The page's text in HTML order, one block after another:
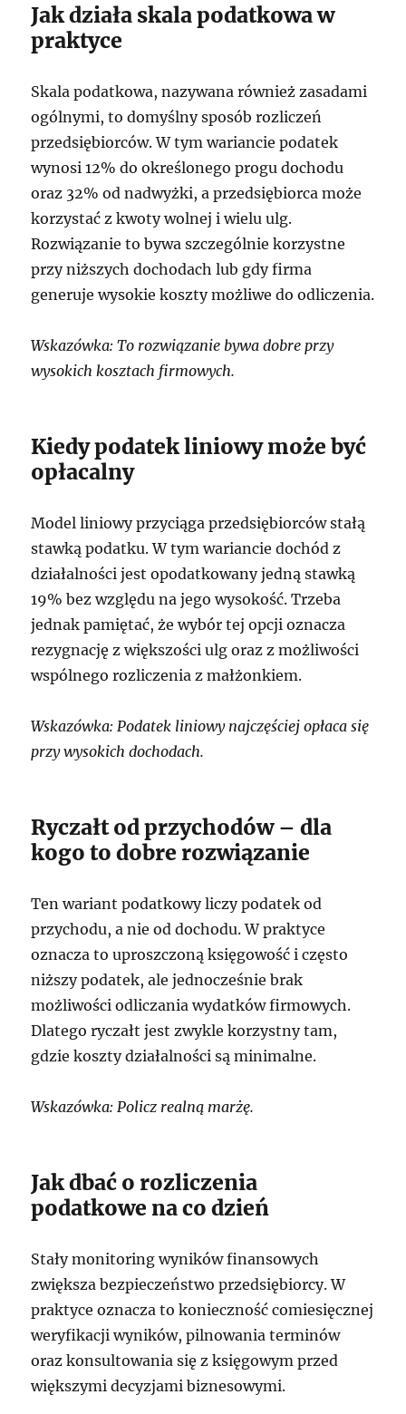
Jak działa skala podatkowa w
praktyce
Skala podatkowa, nazywana również zasadami
ogólnymi, to domyślny sposób rozliczeń
przedsiębiorców. W tym wariancie podatek
wynosi 12% do określonego progu dochodu
oraz 32% od nadwyżki, a przedsiębiorca może
korzystać z kwoty wolnej i wielu ulg.
Rozwiązanie to bywa szczególnie korzystne
przy niższych dochodach lub gdy firma
generuje wysokie koszty możliwe do odliczenia.
Wskazówka: To rozwiązanie bywa dobre przy
wysokich kosztach firmowych.
Kiedy podatek liniowy może być
opłacalny
Model liniowy przyciąga przedsiębiorców stałą
stawką podatku. W tym wariancie dochód z
działalności jest opodatkowany jedną stawką
19% bez względu na jego wysokość. Trzeba
jednak pamiętać, że wybór tej opcji oznacza
rezygnację z większości ulg oraz z możliwości
wspólnego rozliczenia z małżonkiem.
Wskazówka: Podatek liniowy najczęściej opłaca się
przy wysokich dochodach.
Ryczałt od przychodów – dla
kogo to dobre rozwiązanie
Ten wariant podatkowy liczy podatek od
przychodu, a nie od dochodu. W praktyce
oznacza to uproszczoną księgowość i często
niższy podatek, ale jednocześnie brak
możliwości odliczania wydatków firmowych.
Dlatego ryczałt jest zwykle korzystny tam,
gdzie koszty działalności są minimalne.
Wskazówka: Policz realną marżę.
Jak dbać o rozliczenia
podatkowe na co dzień
Stały monitoring wyników finansowych
zwiększa bezpieczeństwo przedsiębiorcy. W
praktyce oznacza to konieczność comiesięcznej
weryfikacji wyników, pilnowania terminów
oraz konsultowania się z księgowym przed
większymi decyzjami biznesowymi.